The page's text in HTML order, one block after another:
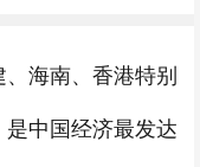
海南、香港特别
中国经济最发达